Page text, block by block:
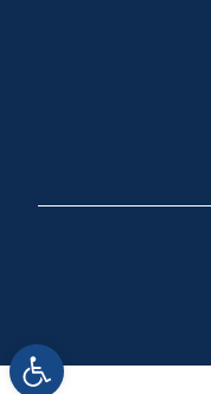
Ανοίξτε